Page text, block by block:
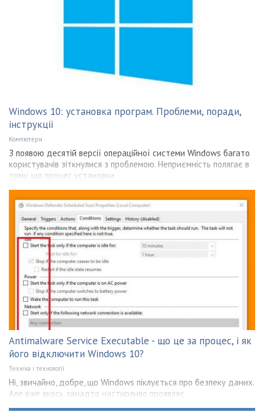
Windows 10: установка програм. Проблеми, поради,
інструкції
Компютери
З появою десятій версії операційної системи Windows багато
користувачів зіткнулися з проблемою. Неприємність полягає в
тому, що процес установки
Antimalware Service Executable - що це за процес, і як
його відключити Windows 10?
Техніка і технології
Ні, звичайно, добре, що Windows піклується про безпеку даних.
Але вже якось занадто настирливо проявляє ...